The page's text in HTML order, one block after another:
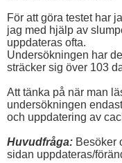
För att göra testet har
jag med hjälp av
uppdateras ofta.
Undersökningen har
sträcker sig över 103
Att tänka på när man
undersökningen
och uppdatering av
Huvudfråga: Besöker
sidan uppdateras/